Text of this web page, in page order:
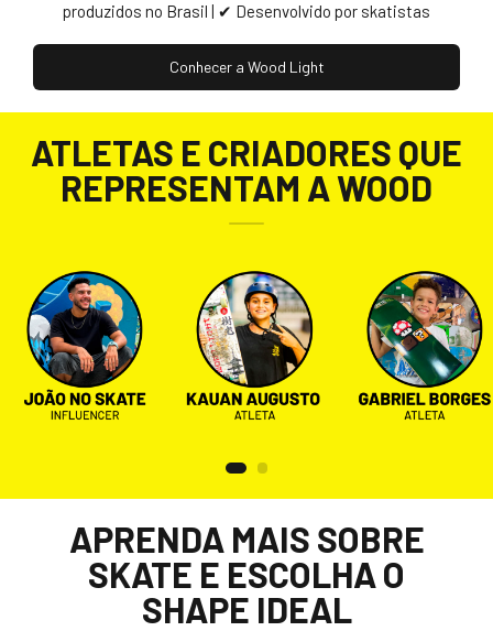
produzidos no Brasil | ✔ Desenvolvido por skatistas
Conhecer a Wood Light
ATLETAS E CRIADORES QUE
REPRESENTAM A WOOD
APRENDA MAIS SOBRE
SKATE E ESCOLHA O
SHAPE IDEAL